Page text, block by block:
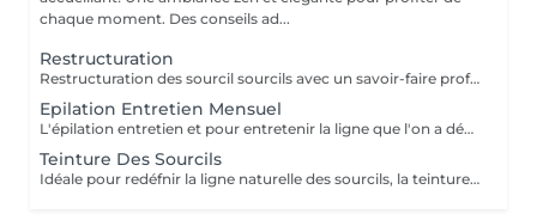
chaque moment. Des conseils ad...
Restructuration
Restructuration des sourcil sourcils avec un savoir-faire professionnel et une analyse de la morphologie pour une ligne parfaitement ajustée à votre visage.
Epilation Entretien Mensuel
L'épilation entretien et pour entretenir la ligne que l'on a définie lors de la restructuration dans nôtres shop Wink. Il est impératif de venir avant les 8 semaines; sans cela une restructuration sera nécessaire.
Teinture Des Sourcils
Idéale pour redéfnir la ligne naturelle des sourcils, la teinture permet d'intensifier et sublimer le regard. Parfois clairemés, en manque de densité ou simplement endommagés par de trop régulières épilations, les sourcils peuvent avoir d'être travaillés pour intensifier la teinte du poil ou masquer les sourcils blancsou grisonnants.